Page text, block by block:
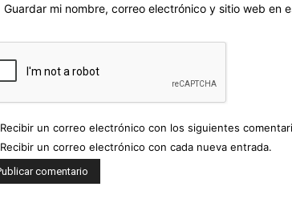
Guardar mi nombre, correo electrónico y sitio web en
Recibir un correo electrónico con los siguientes
Recibir un correo electrónico con cada nueva entrada.